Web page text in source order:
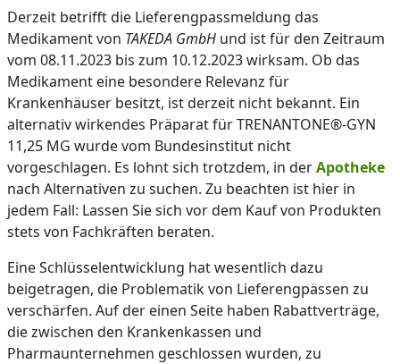
Derzeit betrifft die Lieferengpassmeldung das
Medikament von TAKEDA GmbH und ist für den Zeitraum
vom 08.11.2023 bis zum 10.12.2023 wirksam. Ob das
Medikament eine besondere Relevanz für
Krankenhäuser besitzt, ist derzeit nicht bekannt. Ein
alternativ wirkendes Präparat für TRENANTONE®-GYN
11,25 MG wurde vom Bundesinstitut nicht
vorgeschlagen. Es lohnt sich trotzdem, in derApotheke
nach Alternativen zu suchen. Zu beachten ist hier in
jedem Fall: Lassen Sie sich vor dem Kauf von Produkten
stets von Fachkräften beraten.
Eine Schlüsselentwicklung hat wesentlich dazu
beigetragen, die Problematik von Lieferengpässen zu
verschärfen. Auf der einen Seite haben Rabattverträge,
die zwischen den Krankenkassen und
Pharmaunternehmen geschlossen wurden, zu